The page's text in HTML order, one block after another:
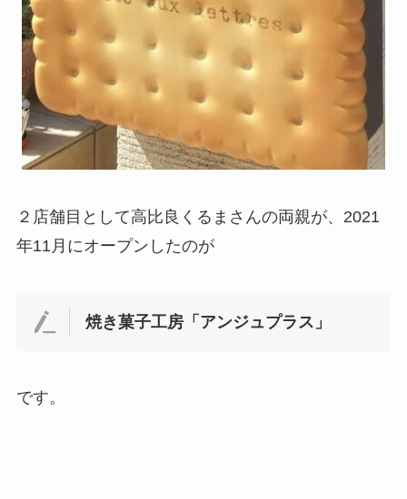
２店舗目として高比良くるまさんの両親が、2021
年11月にオープンしたのが
焼き菓子工房「アンジュプラス」
です。